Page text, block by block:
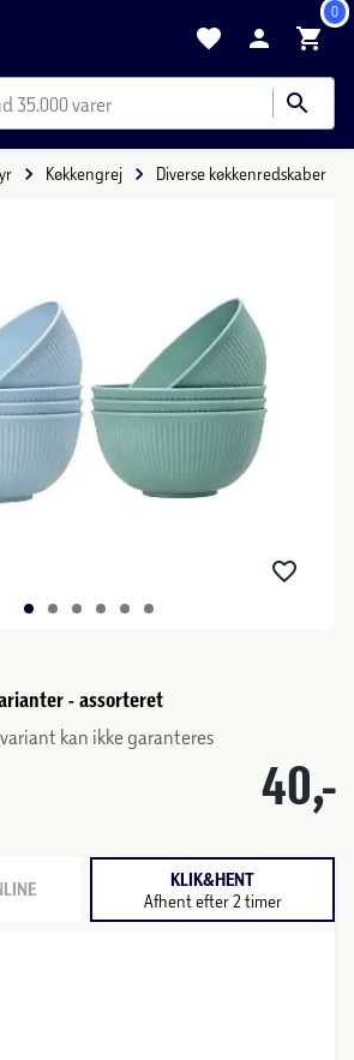
0
35.000 varer
Køkkengrej Diverse køkkenredskaber
- assorteret
kan ikke garanteres
40,-
KLIK&HENT
Afhent efter 2 timer